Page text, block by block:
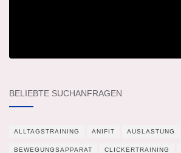
BELIEBTE SUCHANFRAGEN
ALLTAGSTRAINING ANIFIT AUSLASTUNG
BEWEGUNGSAPPARAT CLICKERTRAINING